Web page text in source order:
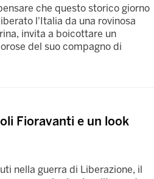
che questo storico giorno
l'Italia da una rovinosa
invita a boicottare un
del suo compagno di
Fioravanti e un look
nella guerra di Liberazione, il